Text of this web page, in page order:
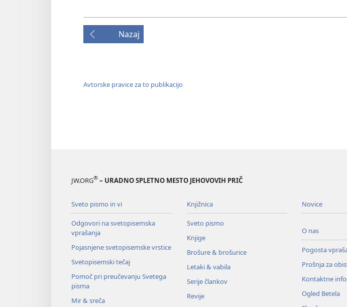
Nazaj
Avtorske pravice za to publikacijo
JW.ORG® – URADNO SPLETNO MESTO JEHOVOVIH PRIČ
Sveto pismo in vi
Odgovori na svetopisemska
vprašanja
Pojasnjene svetopisemske vrstice
Svetopisemski tečaj
Pomoč pri preučevanju Svetega
pisma
Mir & sreča
Knjižnica
Sveto pismo
Knjige
Brošure & brošurice
Letaki & vabila
Serije člankov
Revije
Novice
O nas
Pogosta
Prošnja za
Kontaktne
Ogled Betela